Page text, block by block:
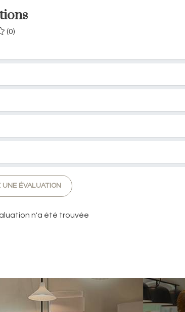
(0)
UNE ÉVALUATION
n'a été trouvée